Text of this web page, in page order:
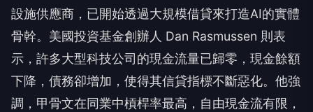
設施供應商，已開始透過大規模借貸來打造AI的實體
骨幹。美國投資基金創辦人 Dan Rasmussen 則表
示，許多大型科技公司的現金流量已歸零，現金餘額
下降，債務卻增加，使得其信貸指標不斷惡化。他強
調，甲骨文在同業中槓桿率最高，自由現金流有限，